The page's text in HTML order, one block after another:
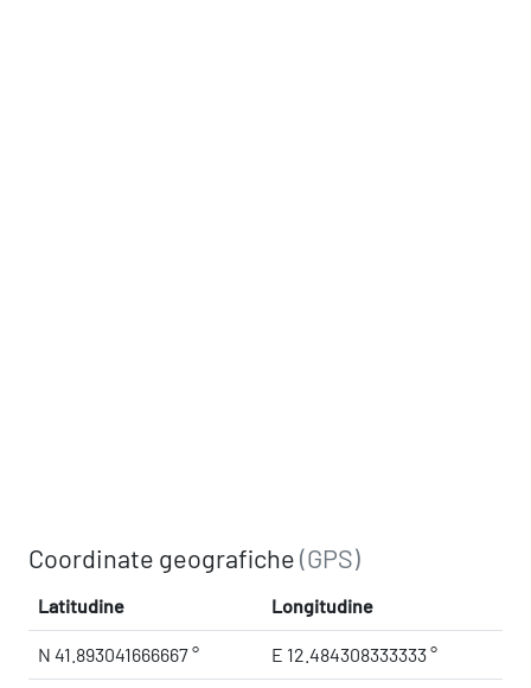
Coordinate geografiche(GPS)
Latitudine Longitudine
N 41.893041666667 ° E 12.484308333333 °